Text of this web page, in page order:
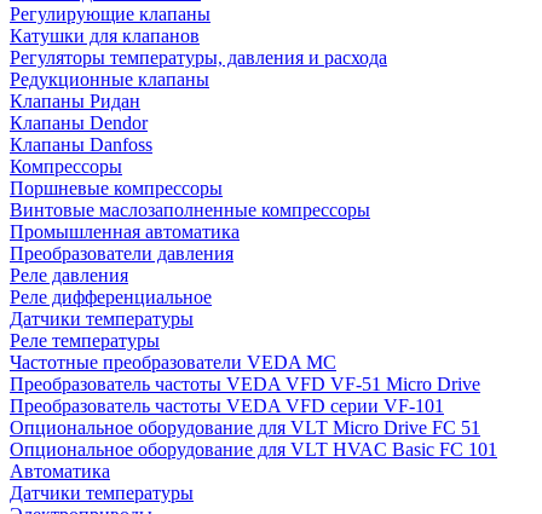
Регулирующие клапаны
Катушки для клапанов
Регуляторы температуры, давления и расхода
Редукционные клапаны
Клапаны Ридан
Клапаны Dendor
Клапаны Danfoss
Компрессоры
Поршневые компрессоры
Винтовые маслозаполненные компрессоры
Промышленная автоматика
Преобразователи давления
Реле давления
Реле дифференциальное
Датчики температуры
Реле температуры
Частотные преобразователи VEDA MC
Преобразователь частоты VEDA VFD VF-51 Micro Drive
Преобразователь частоты VEDA VFD серии VF-101
Опциональное оборудование для VLT Micro Drive FC 51
Опциональное оборудование для VLT HVAC Basic FC 101
Автоматика
Датчики температуры